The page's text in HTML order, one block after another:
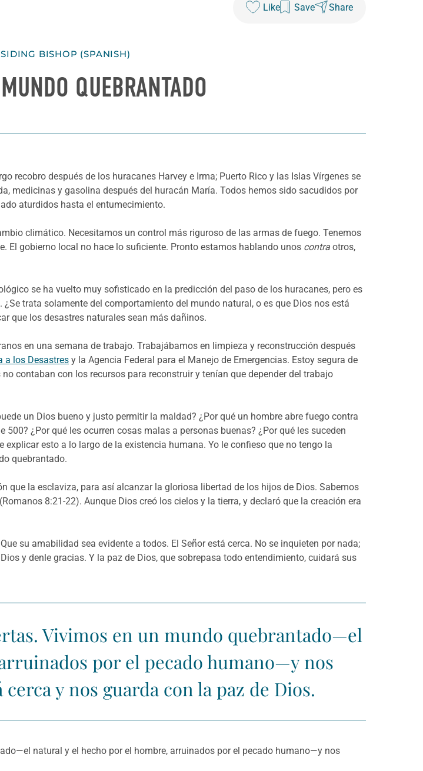
Like Save Share
BISHOP (SPANISH)
QUEBRANTADO
recobro después de los huracanes Harvey e Irma; Puerto Rico y las Islas Vírgenes se
medicinas y gasolina después del huracán María. Todos hemos sido sacudidos por
aturdidos hasta el entumecimiento.
climático. Necesitamos un control más riguroso de las armas de fuego. Tenemos
El gobierno local no hace lo suficiente. Pronto estamos hablando unos contra otros,
se ha vuelto muy sofisticado en la predicción del paso de los huracanes, pero es
trata solamente del comportamiento del mundo natural, o es que Dios nos está
que los desastres naturales sean más dañinos.
en una semana de trabajo. Trabajábamos en limpieza y reconstrucción después
a los Desastres y la Agencia Federal para el Manejo de Emergencias. Estoy segura de
contaban con los recursos para reconstruir y tenían que depender del trabajo
un Dios bueno y justo permitir la maldad? ¿Por qué un hombre abre fuego contra
¿Por qué les ocurren cosas malas a personas buenas? ¿Por qué les suceden
esto a lo largo de la existencia humana. Yo le confieso que no tengo la
quebrantado.
que la esclaviza, para así alcanzar la gloriosa libertad de los hijos de Dios. Sabemos
8:21-22). Aunque Dios creó los cielos y la tierra, y declaró que la creación era
su amabilidad sea evidente a todos. El Señor está cerca. No se inquieten por nada;
y denle gracias. Y la paz de Dios, que sobrepasa todo entendimiento, cuidará sus
Vivimos en un mundo quebrantado—el
por el pecado humano—y nos
y nos guarda con la paz de Dios.
natural y el hecho por el hombre, arruinados por el pecado humano—y nos